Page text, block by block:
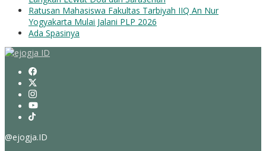
Ratusan Mahasiswa Fakultas Tarbiyah IIQ An Nur
Yogyakarta Mulai Jalani PLP 2026
Ada Spasinya
@ejogja.ID